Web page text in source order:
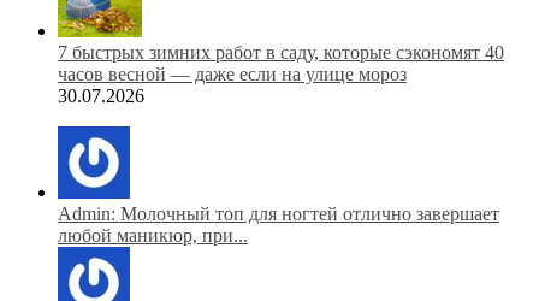
7 быстрых зимних работ в саду, которые сэкономят 40
часов весной — даже если на улице мороз
30.07.2026
Admin: Молочный топ для ногтей отлично завершает
любой маникюр, при...